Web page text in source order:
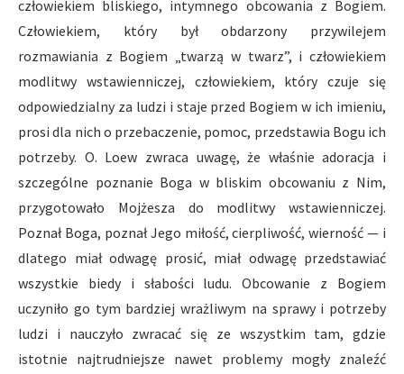
człowiekiem bliskiego, intymnego obcowania z Bogiem.
Człowiekiem, który był obdarzony przywilejem
rozmawiania z Bogiem „twarzą w twarz”, i człowiekiem
modlitwy wstawienniczej, człowiekiem, który czuje się
odpowiedzialny za ludzi i staje przed Bogiem w ich imieniu,
prosi dla nich o przebaczenie, pomoc, przedstawia Bogu ich
potrzeby. O. Loew zwraca uwagę, że właśnie adoracja i
szczególne poznanie Boga w bliskim obcowaniu z Nim,
przygotowało Mojżesza do modlitwy wstawienniczej.
Poznał Boga, poznał Jego miłość, cierpliwość, wierność — i
dlatego miał odwagę prosić, miał odwagę przedstawiać
wszystkie biedy i słabości ludu. Obcowanie z Bogiem
uczyniło go tym bardziej wrażliwym na sprawy i potrzeby
ludzi i nauczyło zwracać się ze wszystkim tam, gdzie
istotnie najtrudniejsze nawet problemy mogły znaleźć